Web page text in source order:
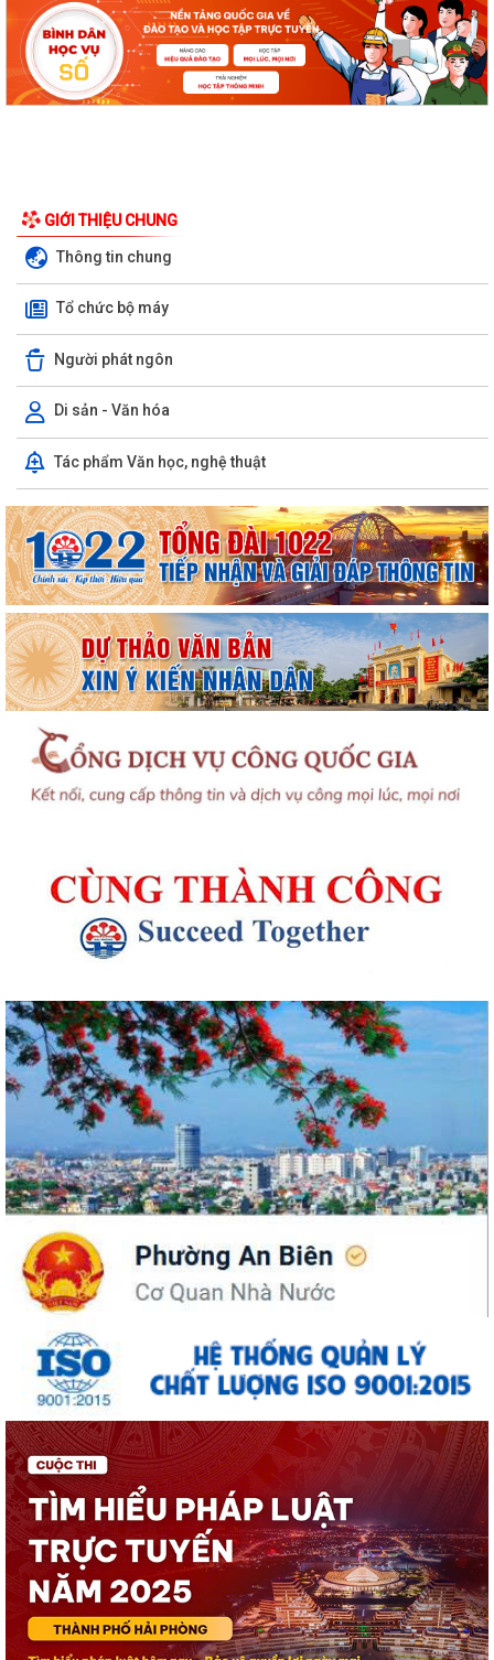
GIỚI THIỆU CHUNG
Thông tin chung
Tổ chức bộ máy
Người phát ngôn
Di sản - Văn hóa
Tác phẩm Văn học, nghệ thuật
UBND phường An Biên phát động hưởng ứng Cuộc thi và Triển lãm
ảnh nghệ thuật cấp quốc gia “Tự hào...
ĐỒNG CHÍ PHÓ BÍ THƯ THƯỜNG TRỰC ĐẢNG ỦY PHƯỜNG DỰ SINH
HOẠT CHI BỘ THÁNG 8 TẠI CHI BỘ TRƯỜNG MẦM...
UBND phường An Biên lập Điều chỉnh cục bộ quy hoạch phân khu tỷ lệ